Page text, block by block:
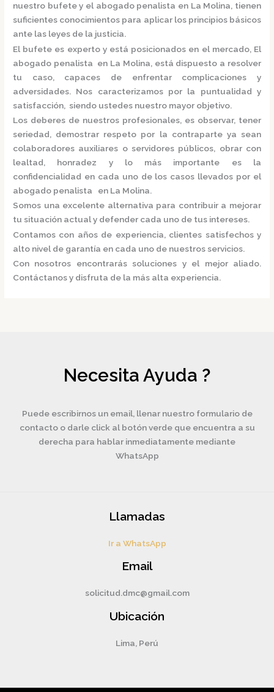
nuestro bufete y el abogado penalista en La Molina, tienen
suficientes conocimientos para aplicar los principios básicos
ante las leyes de la justicia.
El bufete es experto y está posicionados en el mercado, El
abogado penalista en La Molina, está dispuesto a resolver
tu caso, capaces de enfrentar complicaciones y
adversidades. Nos caracterizamos por la puntualidad y
satisfacción, siendo ustedes nuestro mayor objetivo.
Los deberes de nuestros profesionales, es observar, tener
seriedad, demostrar respeto por la contraparte ya sean
colaboradores auxiliares o servidores públicos, obrar con
lealtad, honradez y lo más importante es la
confidencialidad en cada uno de los casos llevados por el
abogado penalista en La Molina.
Somos una excelente alternativa para contribuir a mejorar
tu situación actual y defender cada uno de tus intereses.
Contamos con años de experiencia, clientes satisfechos y
alto nivel de garantía en cada uno de nuestros servicios.
Con nosotros encontrarás soluciones y el mejor aliado.
Contáctanos y disfruta de la más alta experiencia.
Necesita Ayuda ?
Puede escribirnos un email, llenar nuestro formulario de
contacto o darle click al botón verde que encuentra a su
derecha para hablar inmediatamente mediante
WhatsApp
Llamadas
Ir a WhatsApp
Email
solicitud.dmc@gmail.com
Ubicación
Lima, Perú